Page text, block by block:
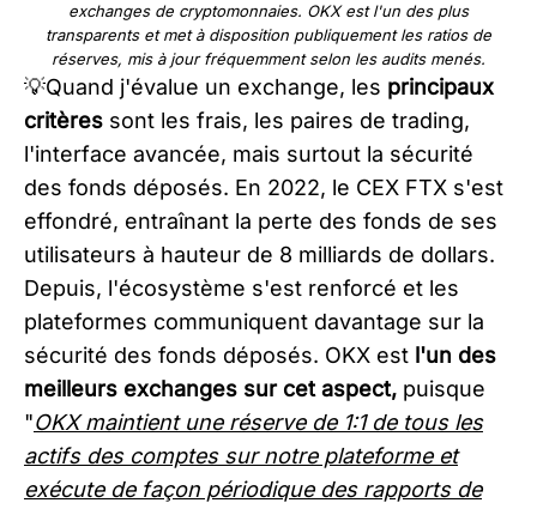
exchanges de cryptomonnaies. OKX est l'un des plus
transparents et met à disposition publiquement les ratios de
réserves, mis à jour fréquemment selon les audits menés.
💡Quand j'évalue un exchange, les principaux
critères sont les frais, les paires de trading,
l'interface avancée, mais surtout la sécurité
des fonds déposés. En 2022, le CEX FTX s'est
effondré, entraînant la perte des fonds de ses
utilisateurs à hauteur de 8 milliards de dollars.
Depuis, l'écosystème s'est renforcé et les
plateformes communiquent davantage sur la
sécurité des fonds déposés. OKX est l'un des
meilleurs exchanges sur cet aspect, puisque
"OKX maintient une réserve de 1:1 de tous les
actifs des comptes sur notre plateforme et
exécute de façon périodique des rapports de